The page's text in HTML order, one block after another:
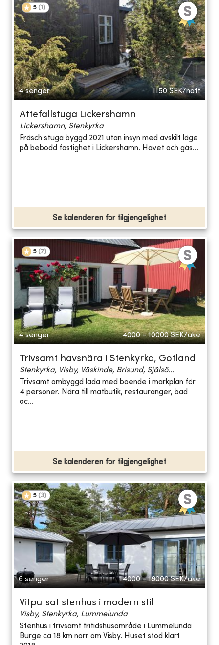
5 (1 )
4 senger 1150 SEK/natt
Attefallstuga Lickershamn
Lickershamn, Stenkyrka
Fräsch stuga byggd 2021 utan insyn med avskilt läge
på bebodd fastighet i Lickershamn. Havet och gäs...
Se kalenderen for tilgjengelighet
5 (7)
4 senger 4000 - 10000 SEK/uke
Trivsamt havsnära i Stenkyrka, Gotland
Stenkyrka, Visby, Väskinde, Brisund, Själsö...
Trivsamt ombyggd lada med boende i markplan för
4 personer. Nära till matbutik, restauranger, bad
oc...
Se kalenderen for tilgjengelighet
5 (3)
6 senger 14000 - 18000 SEK/uke
Vitputsat stenhus i modern stil
Visby, Stenkyrka, Lummelunda
Stenhus i trivsamt fritidshusområde i Lummelunda
Burge ca 18 km norr om Visby. Huset stod klart